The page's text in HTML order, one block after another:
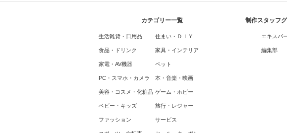
カテゴリー一覧
生活雑貨・日用品
食品・ドリンク
家電・AV機器
PC・スマホ・カメラ
美容・コスメ・化粧品
ベビー・キッズ
ファッション
住まい・ＤＩＹ
家具・インテリア
ペット
本・音楽・映画
ゲーム・ホビー
旅行・レジャー
サービス
制作スタッフ
エキスパ
編集部